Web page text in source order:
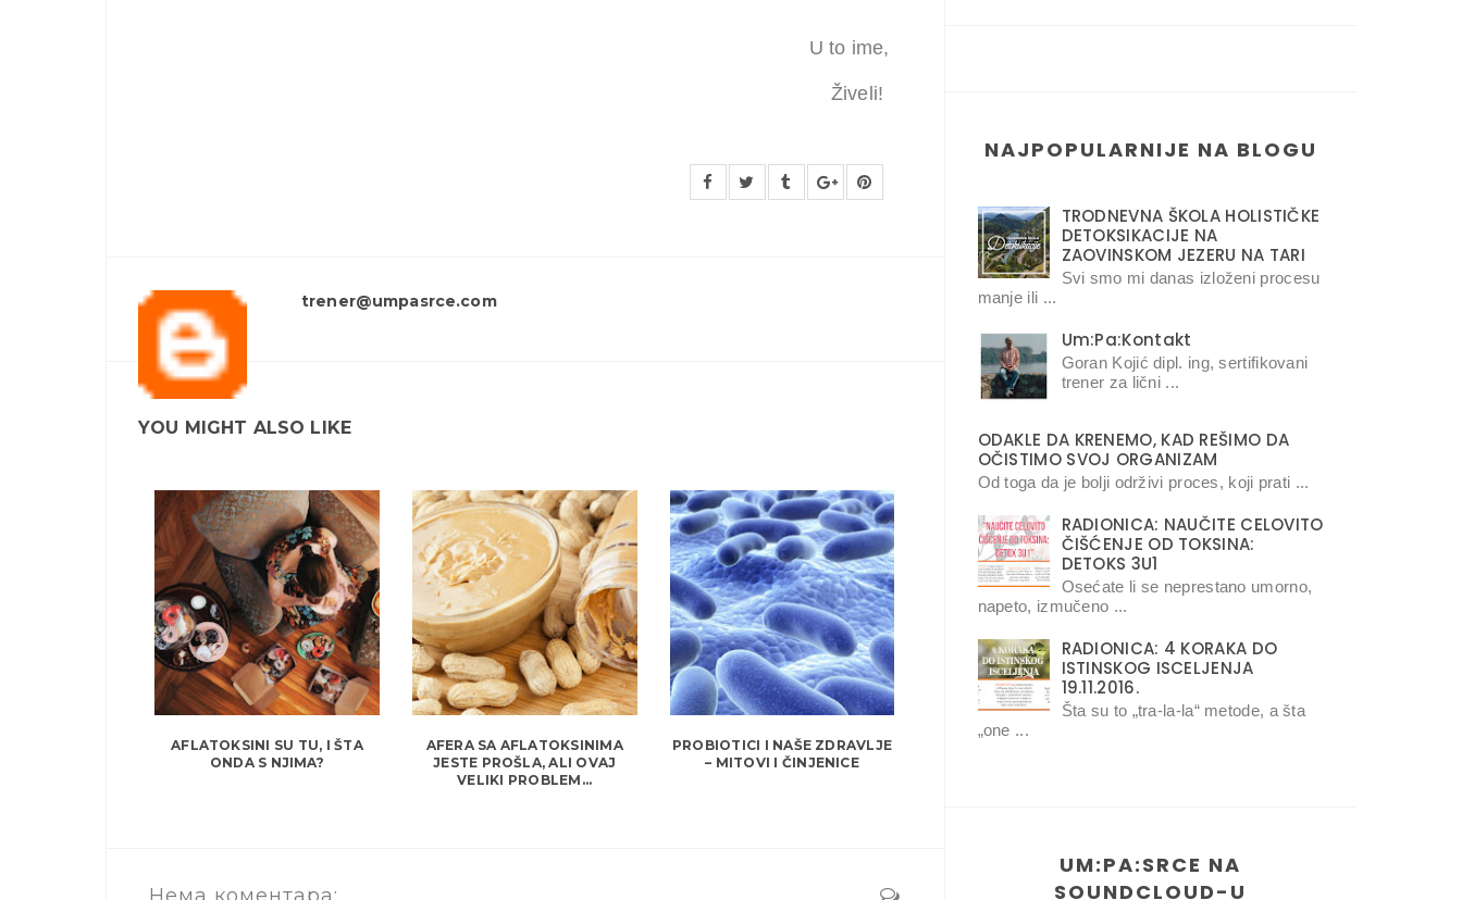
U to ime,
Živeli!
trener@umpasrce.com
YOU MIGHT ALSO LIKE
AFLATOKSINI SU TU, I ŠTA
ONDA S NJIMA?
AFERA SA AFLATOKSINIMA
JESTE PROŠLA, ALI OVAJ
VELIKI PROBLEM...
PROBIOTICI I NAŠE ZDRAVLJE
– MITOVI I ČINJENICE
NAJPOPULARNIJE NA BLOGU
TRODNEVNA ŠKOLA HOLISTIČKE
DETOKSIKACIJE NA
ZAOVINSKOM JEZERU NA TARI
Svi smo mi danas izloženi procesu
manje ili ...
Um:Pa:Kontakt
Goran Kojić dipl. ing, sertifikovani
trener za lični ...
ODAKLE DA KRENEMO, KAD REŠIMO DA
OČISTIMO SVOJ ORGANIZAM
Od toga da je bolji održivi proces, koji prati ...
RADIONICA: NAUČITE CELOVITO
ČIŠĆENJE OD TOKSINA:
DETOKS 3U1
Osećate li se neprestano umorno,
napeto, izmučeno ...
RADIONICA: 4 KORAKA DO
ISTINSKOG ISCELJENJA
19.11.2016.
Šta su to „tra-la-la“ metode, a šta
„one ...
UM:PA:SRCE NA
SOUNDCLOUD-U